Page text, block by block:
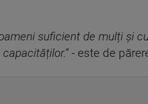
suficient de mulți și
- este de